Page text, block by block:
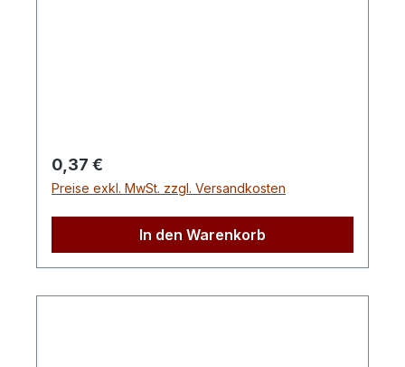
Regulärer Preis:
0,37 €
Preise exkl. MwSt. zzgl. Versandkosten
In den Warenkorb